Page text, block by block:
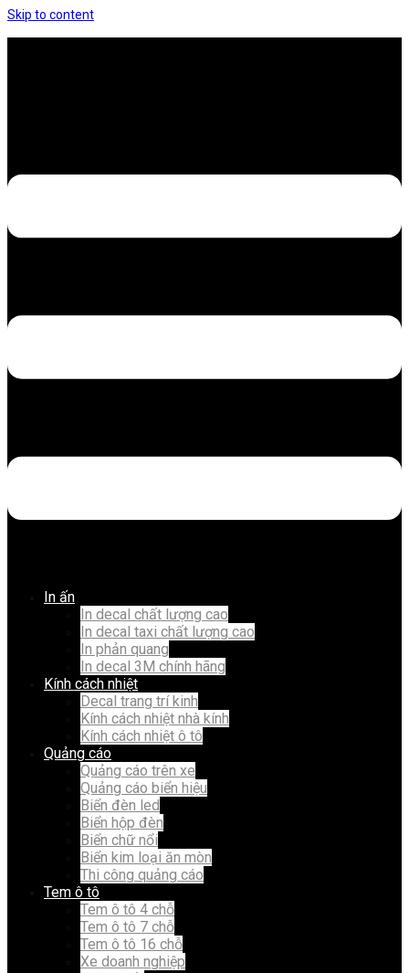
Skip to content
In ấn
In decal chất lượng cao
In decal taxi chất lượng cao
In phản quang
In decal 3M chính hãng
Kính cách nhiệt
Decal trang trí kinh
Kính cách nhiệt nhà kính
Kính cách nhiệt ô tô
Quảng cáo
Quảng cáo trên xe
Quảng cáo biển hiệu
Biển đèn led
Biển hộp đèn
Biển chữ nổi
Biển kim loại ăn mòn
Thi công quảng cáo
Tem ô tô
Tem ô tô 4 chỗ
Tem ô tô 7 chỗ
Tem ô tô 16 chỗ
Xe doanh nghiệp